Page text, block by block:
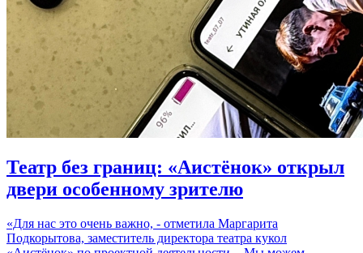
Театр без границ: «Аистёнок» открыл
двери особенному зрителю
«Для нас это очень важно, - отметила Маргарита
Подкорытова, заместитель директора театра кукол